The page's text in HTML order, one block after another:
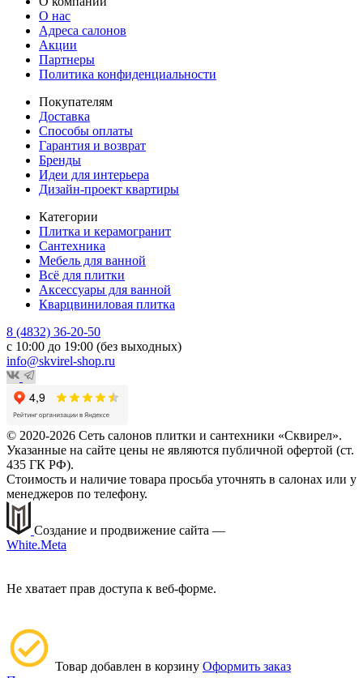
О нас
Адреса салонов
Акции
Партнеры
Политика конфиденциальности
Покупателям
Доставка
Способы оплаты
Гарантия и возврат
Бренды
Идеи для интерьера
Дизайн-проект квартиры
Категории
Плитка и керамогранит
Сантехника
Мебель для ванной
Всё для плитки
Аксессуары для ванной
Кварцвиниловая плитка
8 (4832) 36-20-50
с 10:00 до 19:00 (без выходных)
info@skvirel-shop.ru
© 2020-2026 Сеть салонов плитки и сантехники «Сквирел».
Указанные на сайте цены не являются публичной офертой (ст.
435 ГК РФ).
Стоимость и наличие товара просьба уточнять в салонах или у
менеджеров по телефону.
Создание и продвижение сайта —
White.Meta
Не хватает прав доступа к веб-форме.
Товар добавлен в корзину Оформить заказ